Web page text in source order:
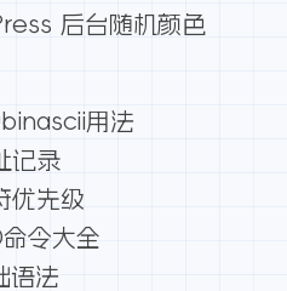
后台随机颜色
用法
记录
优先级
令大全
语法